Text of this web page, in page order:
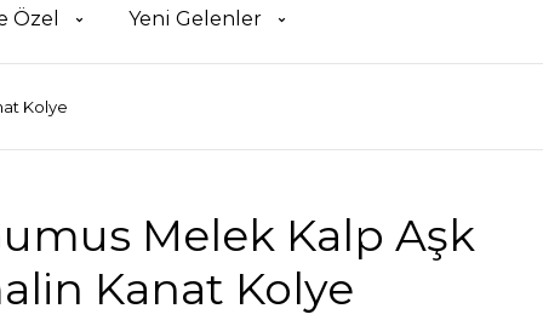
Özel Yeni Gelenler
Kolye
Melek Kalp Aşk
Kanat Kolye